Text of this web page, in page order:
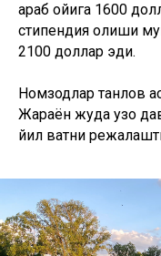
қараб ойига 1600
стипендия олиши
2100 доллар эди.
Номзодлар танлов
Жараён жуда узоқ
йил вақтни